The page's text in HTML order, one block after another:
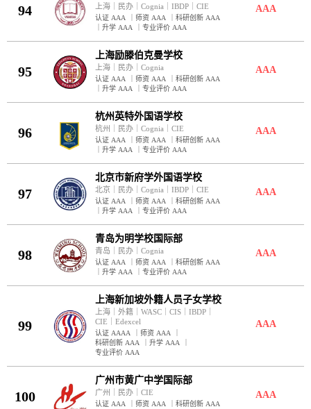
94 上海 民办 ｜Cognia ｜IBDP ｜CIE
认证 AAA 师资 AAA ｜科研创新 AAA
｜升学 AAA ｜专业评价 AAA
AAA
95
上海励滕伯克曼学校
上海 民办 ｜Cognia
认证 AAA 师资 AAA ｜科研创新 AAA
｜升学 AAA ｜专业评价 AAA
AAA
96
杭州英特外国语学校
杭州 民办 ｜Cognia ｜CIE
认证 AAA 师资 AAA ｜科研创新 AAA
｜升学 AAA ｜专业评价 AAA
AAA
97
北京市新府学外国语学校
北京 民办 ｜Cognia ｜IBDP ｜CIE
认证 AAA 师资 AAA ｜科研创新 AAA
｜升学 AAA ｜专业评价 AAA
AAA
98
青岛为明学校国际部
青岛 民办 ｜Cognia
认证 AAA 师资 AAA ｜科研创新 AAA
｜升学 AAA ｜专业评价 AAA
AAA
99
上海新加坡外籍人员子女学校
上海 ｜外籍 ｜WASC ｜CIS ｜IBDP
CIE ｜Edexcel
认证 AAAA 师资 AAA
科研创新 AAA
｜升学 AAA
专业评价 AAA
AAA
100
广州市黄广中学国际部
广州 民办 ｜CIE
认证 AAA 师资 AAA ｜科研创新 AAA
AAA